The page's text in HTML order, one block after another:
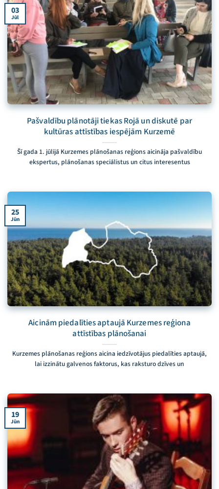
Pašvaldību plānotāji tiekas Rojā un diskutē par
kultūras attīstības iespējām Kurzemē
Šī gada 1. jūlijā Kurzemes plānošanas reģions aicināja pašvaldību
ekspertus, plānošanas speciālistus un citus interesentus
03
Jūl
Aicinām piedalīties aptaujā Kurzemes reģiona
attīstības plānošanai
Kurzemes plānošanas reģions aicina iedzīvotājus piedalīties aptaujā,
lai izzinātu galvenos faktorus, kas raksturo dzīves un
25
Jūn
19
Jūn